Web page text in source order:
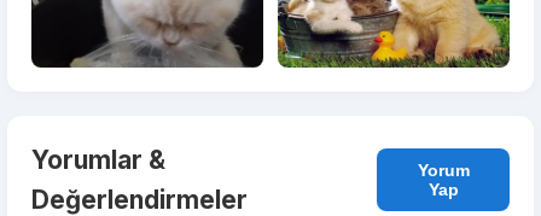
Yorumlar &
Değerlendirmeler
Yorum
Yap